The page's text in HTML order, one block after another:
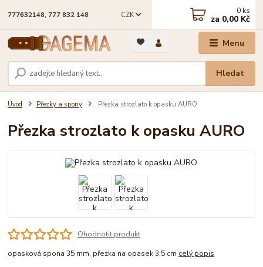
Menu
CZK
Hledat
777632148, 777 832 148 0 ks
za 0,00 Kč
Úvod Přezky a spony Přezka strozlato k opasku AURO
Přezka strozlato k opasku AURO
Ohodnotit produkt
opasková spona 35 mm, přezka na opasek 3,5 cm celý popis